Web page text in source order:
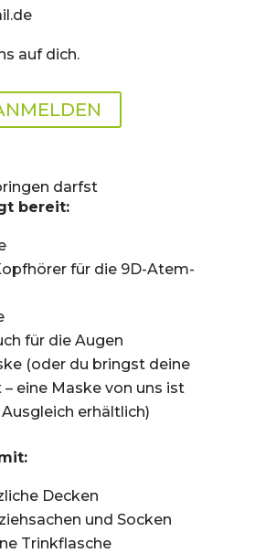
auf dich.
darfst
bereit:
für die 9D-Atem-
für die Augen
(oder du bringst deine
eine Maske von uns ist
erhältlich)
Decken
und Socken
Trinkflasche